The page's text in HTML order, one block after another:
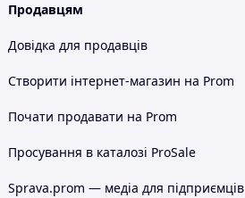
Продавцям
Довідка для продавців
Створити інтернет-магазин на Prom
Почати продавати на Prom
Просування в каталозі ProSale
Sprava.prom — медіа для підприємців